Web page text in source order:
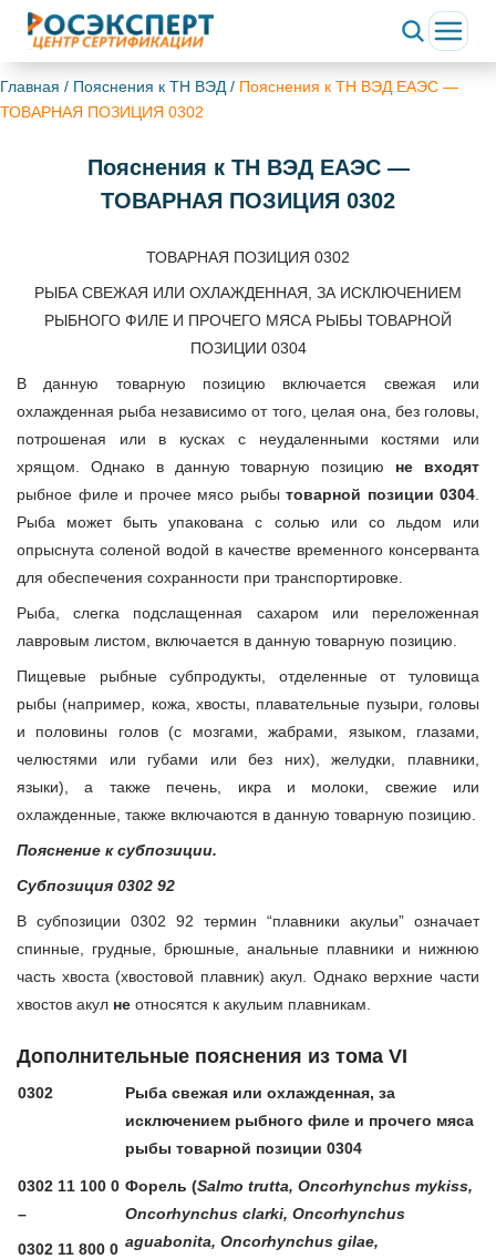
Главная / Пояснения к ТН ВЭД / Пояснения к ТН ВЭД ЕАЭС —
ТОВАРНАЯ ПОЗИЦИЯ 0302
Пояснения к ТН ВЭД ЕАЭС —
ТОВАРНАЯ ПОЗИЦИЯ 0302
ТОВАРНАЯ ПОЗИЦИЯ 0302
РЫБА СВЕЖАЯ ИЛИ ОХЛАЖДЕННАЯ, ЗА ИСКЛЮЧЕНИЕМ
РЫБНОГО ФИЛЕ И ПРОЧЕГО МЯСА РЫБЫ ТОВАРНОЙ
ПОЗИЦИИ 0304
В данную товарную позицию включается свежая или
охлажденная рыба независимо от того, целая она, без головы,
потрошеная или в кусках с неудаленными костями или
хрящом. Однако в данную товарную позицию не входят
рыбное филе и прочее мясо рыбы товарной позиции 0304
Рыба может быть упакована с солью или со льдом или
опрыснута соленой водой в качестве временного консерванта
для обеспечения сохранности при транспортировке.
Рыба, слегка подслащенная сахаром или переложенная
лавровым листом, включается в данную товарную позицию.
Пищевые рыбные субпродукты, отделенные от туловища
рыбы (например, кожа, хвосты, плавательные пузыри, головы
и половины голов (с мозгами, жабрами, языком, глазами,
челюстями или губами или без них), желудки, плавники,
языки), а также печень, икра и молоки, свежие или
охлажденные, также включаются в данную товарную позицию.
Пояснение к субпозиции.
Субпозиция 0302 92
В субпозиции 0302 92 термин “плавники акульи” означает
спинные, грудные, брюшные, анальные плавники и нижнюю
часть хвоста (хвостовой плавник) акул. Однако верхние части
хвостов акул не относятся к акульим плавникам.
Дополнительные пояснения из тома VI
0302
Рыба свежая или охлажденная, за
исключением рыбного филе и прочего мяса
рыбы товарной позиции 0304
0302 11 100 0
–
0302 11 800 0
Форель (Salmo trutta, Oncorhynchus mykiss,
Oncorhynchus clarki, Oncorhynchus
aguabonita, Oncorhynchus gilae,